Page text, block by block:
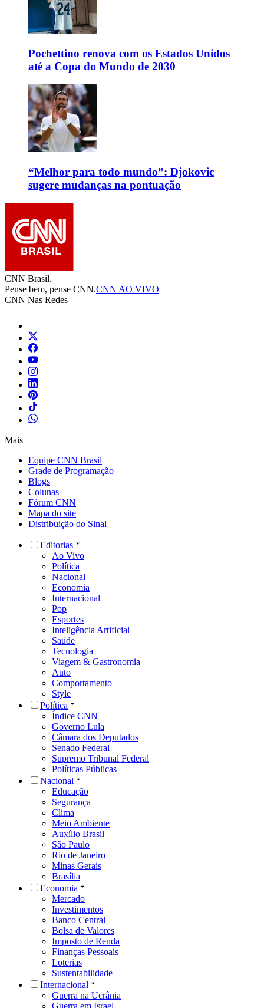
Pochettino renova com os Estados Unidos
até a Copa do Mundo de 2030
“Melhor para todo mundo”: Djokovic
sugere mudanças na pontuação
CNN Brasil.
Pense bem, pense CNN.CNN AO VIVO
CNN Nas Redes
Mais
Equipe CNN Brasil
Grade de Programação
Blogs
Colunas
Fórum CNN
Mapa do site
Distribuição do Sinal
Editorias
Ao Vivo
Política
Nacional
Economia
Internacional
Pop
Esportes
Inteligência Artificial
Saúde
Tecnologia
Viagem & Gastronomia
Auto
Comportamento
Style
Política
Índice CNN
Governo Lula
Câmara dos Deputados
Senado Federal
Supremo Tribunal Federal
Políticas Públicas
Nacional
Educação
Segurança
Clima
Meio Ambiente
Auxílio Brasil
São Paulo
Rio de Janeiro
Minas Gerais
Brasília
Economia
Mercado
Investimentos
Banco Central
Bolsa de Valores
Imposto de Renda
Finanças Pessoais
Loterias
Sustentabilidade
Internacional
Guerra na Ucrânia
Guerra em Israel